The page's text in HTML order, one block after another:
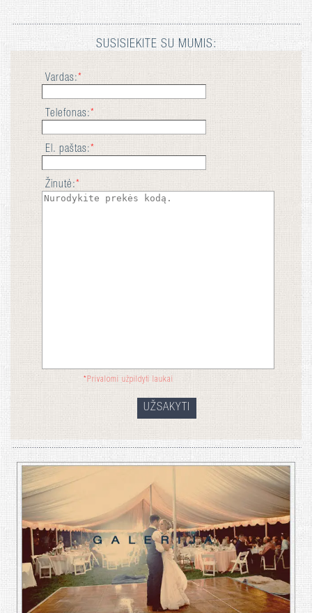
SUSISIEKITE SU MUMIS:
Vardas:*
Telefonas:*
El. paštas:*
Žinutė:*
* Privalomi užpildyti laukai